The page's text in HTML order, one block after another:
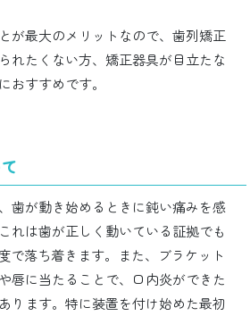
が最大のメリットなので、歯列矯正
れたくない方、矯正器具が目立たな
おすすめです。
歯が動き始めるときに鈍い痛みを感
れは歯が正しく動いている証拠でも
で落ち着きます。また、ブラケット
唇に当たることで、口内炎ができた
ります。特に装置を付け始めた最初